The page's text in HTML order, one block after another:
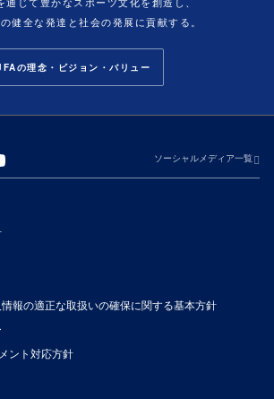
健全な発達と社会の発展に貢献する。
の理念・ビジョン・バリュー
ソーシャルメディア一覧
報の適正な取扱いの確保に関する基本方針
ント対応方針